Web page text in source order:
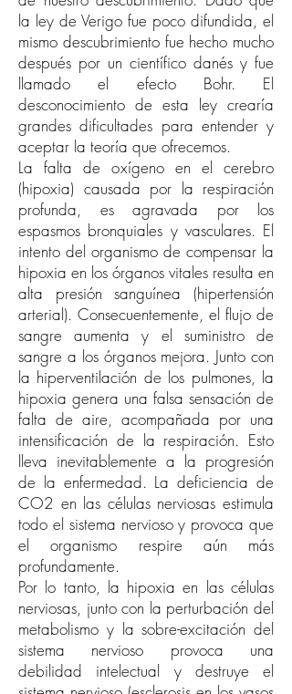
la ley de Verigo fue poco difundida, el
mismo descubrimiento fue hecho mucho
después por un científico danés y fue
llamado el efecto Bohr. El
desconocimiento de esta ley crearía
grandes dificultades para entender y
aceptar la teoría que ofrecemos.
La falta de oxígeno en el cerebro
(hipoxia) causada por la respiración
profunda, es agravada por los
espasmos bronquiales y vasculares. El
intento del organismo de compensar la
hipoxia en los órganos vitales resulta en
alta presión sanguínea (hipertensión
arterial). Consecuentemente, el flujo de
sangre aumenta y el suministro de
sangre a los órganos mejora. Junto con
la hiperventilación de los pulmones, la
hipoxia genera una falsa sensación de
falta de aire, acompañada por una
intensificación de la respiración. Esto
lleva inevitablemente a la progresión
de la enfermedad. La deficiencia de
CO2 en las células nerviosas estimula
todo el sistema nervioso y provoca que
el organismo respire aún más
profundamente.
Por lo tanto, la hipoxia en las células
nerviosas, junto con la perturbación del
metabolismo y la sobre-excitación del
sistema nervioso provoca una
debilidad intelectual y destruye el